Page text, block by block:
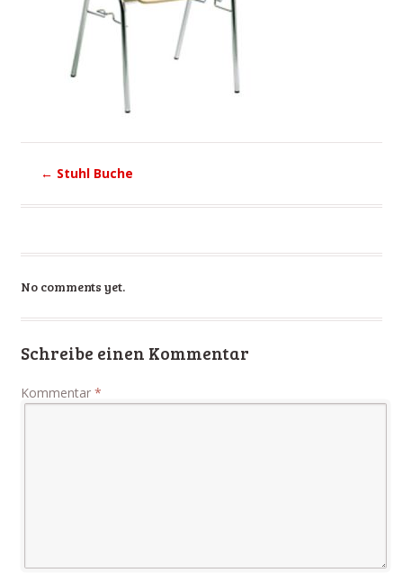
← Stuhl Buche
No comments yet.
Schreibe einen Kommentar
Kommentar *